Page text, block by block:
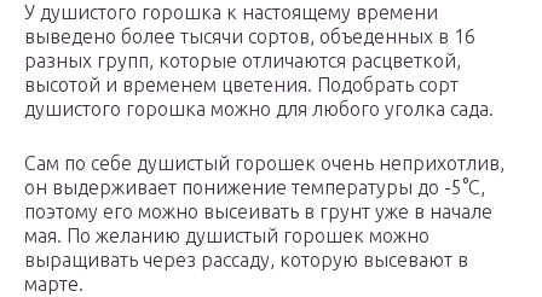
У душистого горошка к настоящему времени
выведено более тысячи сортов, объеденных в 16
разных групп, которые отличаются расцветкой,
высотой и временем цветения. Подобрать сорт
душистого горошка можно для любого уголка сада.
Сам по себе душистый горошек очень неприхотлив,
он выдерживает понижение температуры до -5°С,
поэтому его можно высеивать в грунт уже в начале
мая. По желанию душистый горошек можно
выращивать через рассаду, которую высевают в
марте.